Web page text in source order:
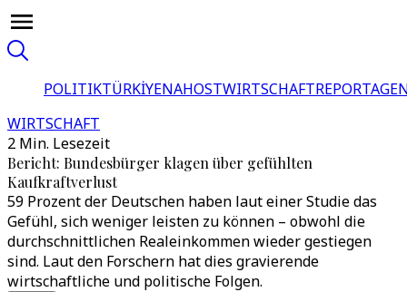
POLITIKTÜRKİYENAHOSTWIRTSCHAFT
WIRTSCHAFT
2 Min. Lesezeit
Bericht: Bundesbürger klagen über gefühlten
Kaufkraftverlust
59 Prozent der Deutschen haben laut einer Studie das
Gefühl, sich weniger leisten zu können – obwohl die
durchschnittlichen Realeinkommen wieder gestiegen
sind. Laut den Forschern hat dies gravierende
wirtschaftliche und politische Folgen.